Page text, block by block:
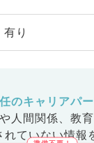
有り
のキャリアパ
人間関係、 教
ていない情報